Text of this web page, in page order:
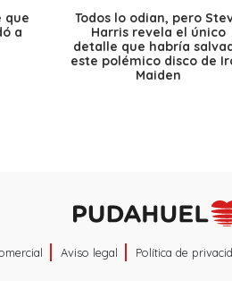
que
a
Todos lo odian, pero
Harris revela el único
detalle que habría
este polémico disco de
Maiden
Aviso legal Política de